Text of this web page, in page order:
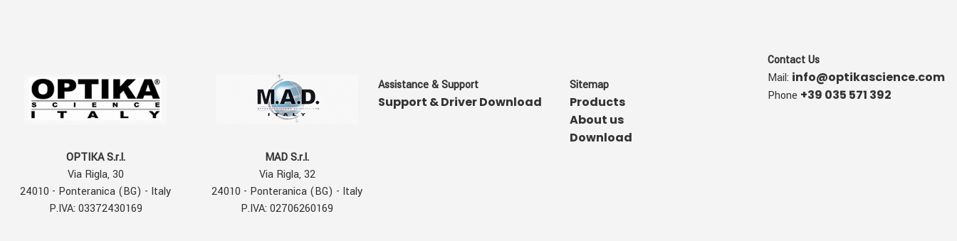
OPTIKA S.r.l.
Via Rigla, 30
24010 - Ponteranica (BG) - Italy
P.IVA: 03372430169
MAD S.r.l.
Via Rigla, 32
24010 - Ponteranica (BG) - Italy
P.IVA: 02706260169
Assistance & Support
Support & Driver Download
Sitemap
Products
About us
Download
Contact Us
Mail: info@optikascience.com
Phone +39 035 571 392